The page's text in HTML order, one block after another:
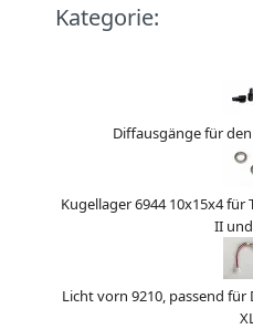
Kategorie:
Diffausgänge für
Kugellager 6944 10x15x4
II
Licht vorn 9210, passend für